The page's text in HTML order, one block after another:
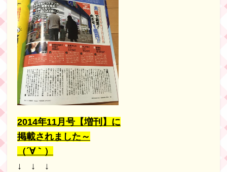
2014年11月号【増刊】に
掲載されました～
（´∀｀）
↓ ↓ ↓